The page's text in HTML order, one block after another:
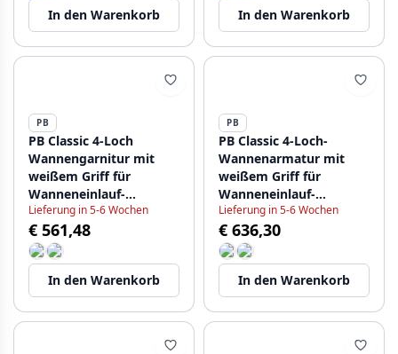
In den Warenkorb In den Warenkorb
PB
PB Classic 4-Loch
Wannengarnitur mit
weißem Griff für
Wanneneinlauf-
Kombination Bronze
1208855812
Lieferung in 5-6 Wochen
€ 561,48
In den Warenkorb
PB
PB Classic 4-Loch-
Wannenarmatur mit
weißem Griff für
Wanneneinlauf-
Kombination Edelstahl
1208855822
Lieferung in 5-6 Wochen
€ 636,30
In den Warenkorb